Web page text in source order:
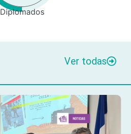
Diplomados
Ver todas